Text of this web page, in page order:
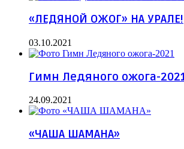
«ЛЕДЯНОЙ ОЖОГ» НА УРАЛЕ!
03.10.2021
Гимн Ледяного ожога-
24.09.2021
«ЧАША ШАМАНА»